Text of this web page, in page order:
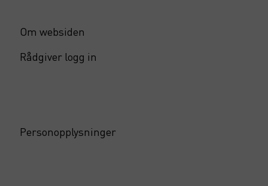
Om websiden
Rådgiver logg in
Personopplysninger